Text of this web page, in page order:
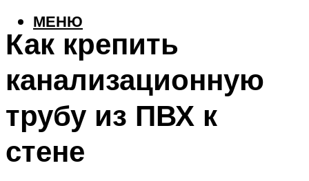
МЕНЮ
Как крепить
канализационную
трубу из ПВХ к
стене